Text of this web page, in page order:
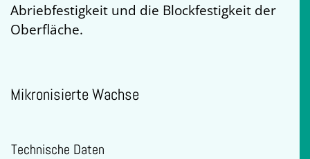
Abriebfestigkeit und die Blockfestigkeit der
Oberfläche.
Mikronisierte Wachse
Technische Daten